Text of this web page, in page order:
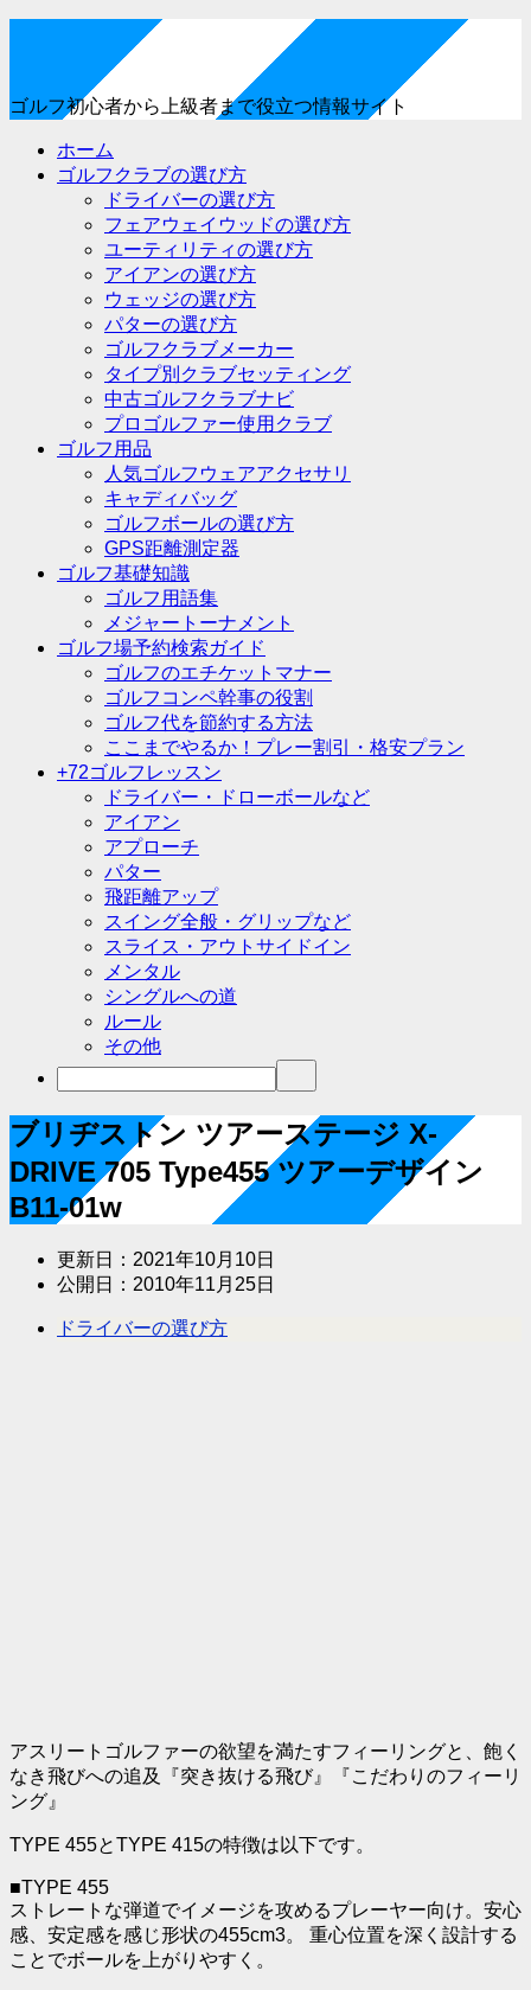
ゴルフ初心者から上級者まで役立つ情報サイト
ホーム
ゴルフクラブの選び方
ドライバーの選び方
フェアウェイウッドの選び方
ユーティリティの選び方
アイアンの選び方
ウェッジの選び方
パターの選び方
ゴルフクラブメーカー
タイプ別クラブセッティング
中古ゴルフクラブナビ
プロゴルファー使用クラブ
ゴルフ用品
人気ゴルフウェアアクセサリ
キャディバッグ
ゴルフボールの選び方
GPS距離測定器
ゴルフ基礎知識
ゴルフ用語集
メジャートーナメント
ゴルフ場予約検索ガイド
ゴルフのエチケットマナー
ゴルフコンペ幹事の役割
ゴルフ代を節約する方法
ここまでやるか！プレー割引・格安プラン
+72ゴルフレッスン
ドライバー・ドローボールなど
アイアン
アプローチ
パター
飛距離アップ
スイング全般・グリップなど
スライス・アウトサイドイン
メンタル
シングルへの道
ルール
その他
ブリヂストン ツアーステージ X-
DRIVE 705 Type455 ツアーデザイン
B11-01w
更新日： 2021年10月10日
公開日： 2010年11月25日
ドライバーの選び方
アスリートゴルファーの欲望を満たすフィーリングと、飽く
なき飛びへの追及『突き抜ける飛び』『こだわりのフィーリ
ング』
TYPE 455とTYPE 415の特徴は以下です。
■TYPE 455
ストレートな弾道でイメージを攻めるプレーヤー向け。安心
感、安定感を感じ形状の455cm3。 重心位置を深く設計する
ことでボールを上がりやすく。